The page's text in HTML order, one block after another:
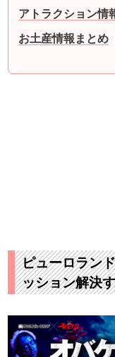
アトラクション情
お土産情報まとめ
ピューロラン
ッション解決